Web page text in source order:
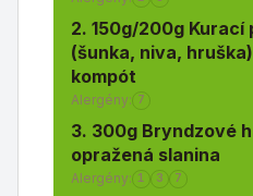
2. 150g/200g Kurací
(šunka, niva,
kompót
Alergény: 7
3. 300g Bryndzové
opražená slanina
Alergény: 1 3 7